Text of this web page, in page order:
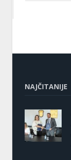
NAJČITANIJE